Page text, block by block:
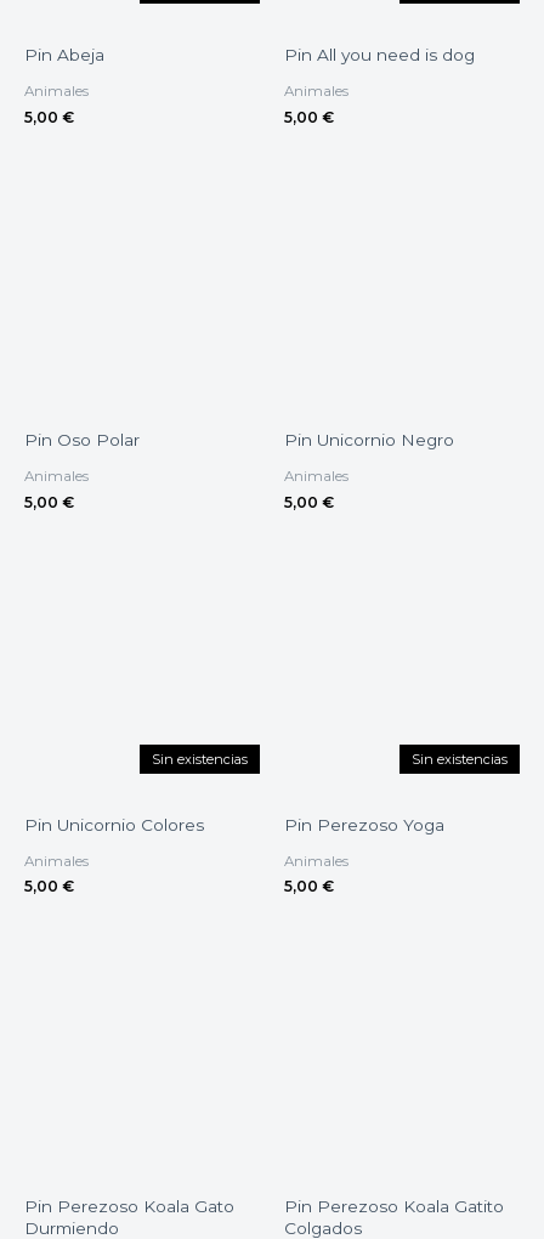
Pin Abeja
Animales
5,00 €
Pin All you need is dog
Animales
5,00 €
Pin Oso Polar
Animales
5,00 €
Pin Unicornio Negro
Animales
5,00 €
Sin existencias
Pin Unicornio Colores
Animales
5,00 €
Sin existencias
Pin Perezoso Yoga
Animales
5,00 €
Pin Perezoso Koala Gato
Durmiendo
Pin Perezoso Koala Gatito
Colgados